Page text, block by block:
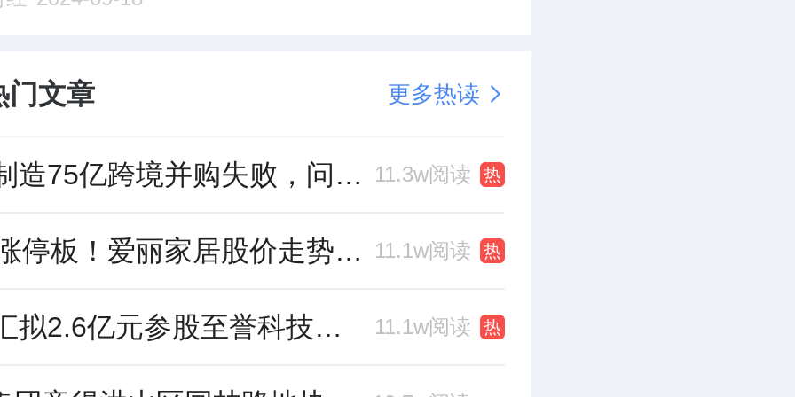
门文章 更多热读
科达制造75亿跨境并购失败，问题出在哪一关？ 11.3w阅读 热
10个涨停板！爱丽家居股价走势有点狂 11.1w阅读 热
名家汇拟2.6亿元参股至誉科技，跨界布局工业级固态存储 11.1w阅读 热